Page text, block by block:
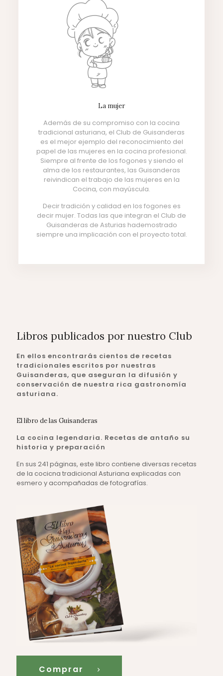
La mujer
Además de su compromiso con la cocina
tradicional asturiana, el Club de Guisanderas
es el mejor ejemplo del reconocimiento del
papel de las mujeres en la cocina profesional.
Siempre al frente de los fogones y siendo el
alma de los restaurantes, las Guisanderas
reivindican el trabajo de las mujeres en la
Cocina, con mayúscula.
Decir tradición y calidad en los fogones es
decir mujer. Todas las que integran el Club de
Guisanderas de Asturias hademostrado
siempre una implicación con el proyecto total.
Libros publicados por nuestro Club
En ellos encontrarás cientos de recetas
tradicionales escritos por nuestras
Guisanderas, que aseguran la difusión y
conservación de nuestra rica gastronomía
asturiana.
El libro de las Guisanderas
La cocina legendaria. Recetas de antaño su
historia y preparación
En sus 241 páginas, este libro contiene diversas recetas
de la cocicna tradicional Asturiana explicadas con
esmero y acompañadas de fotografías.
Comprar